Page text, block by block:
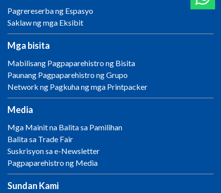
Pagrereserba ng Espasyo
Saklaw ng mga Eksibit
Mga bisita
Mabilisang Pagpaparehistro ng Bisita
Paunang Pagpaparehistro ng Grupo
Network ng Pagkuha ng mga Printpacker
Media
Mga Mainit na Balita sa Pamilihan
Balita sa Trade Fair
Suskrisyon sa e-Newsletter
Pagpaparehistro ng Media
Sundan Kami